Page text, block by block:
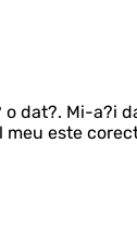
o dat?. Mi-a?i
este